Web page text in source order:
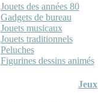
Jouets des années 80
Gadgets de bureau
Jouets musicaux
Jouets traditionnels
Peluches
Figurines dessins animés
Jeux